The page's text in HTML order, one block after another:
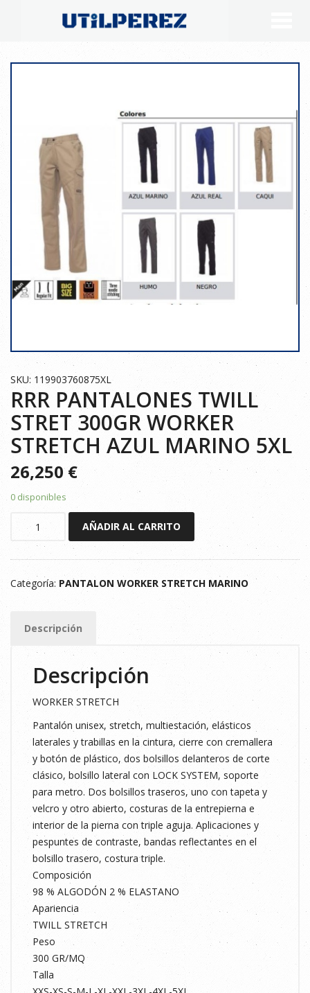
SKU: 119903760875XL
RRR PANTALONES TWILL
STRET 300GR WORKER
STRETCH AZUL MARINO 5XL
26,250€
0 disponibles
300GR
AZUL
MARINO
cantidad
AÑADIR AL CARRITO
Categoría: PANTALON WORKER STRETCH MARINO
Descripción
Descripción
WORKER STRETCH
Pantalón unisex, stretch, multiestación, elásticos
laterales y trabillas en la cintura, cierre con cremallera
y botón de plástico, dos bolsillos delanteros de corte
clásico, bolsillo lateral con LOCK SYSTEM, soporte
para metro. Dos bolsillos traseros, uno con tapeta y
velcro y otro abierto, costuras de la entrepierna e
interior de la pierna con triple aguja. Aplicaciones y
pespuntes de contraste, bandas reflectantes en el
bolsillo trasero, costura triple.
Composición
98 % ALGODÓN 2 % ELASTANO
Apariencia
TWILL STRETCH
Peso
300 GR/MQ
Talla